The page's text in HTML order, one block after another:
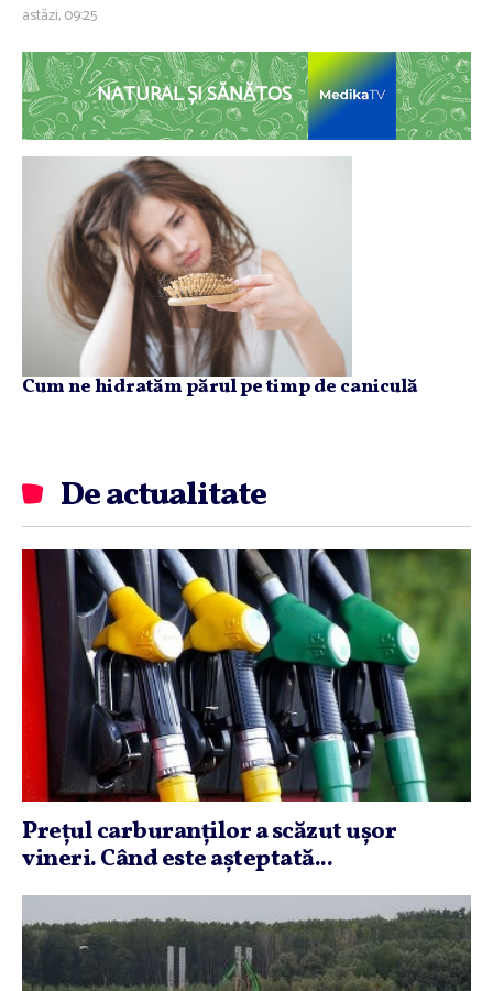
astăzi, 09:25
NATURAL ȘI SĂNĂTOS
Cum ne hidratăm părul pe timp de caniculă
De actualitate
Preţul carburanţilor a scăzut uşor
vineri. Când este aşteptată...